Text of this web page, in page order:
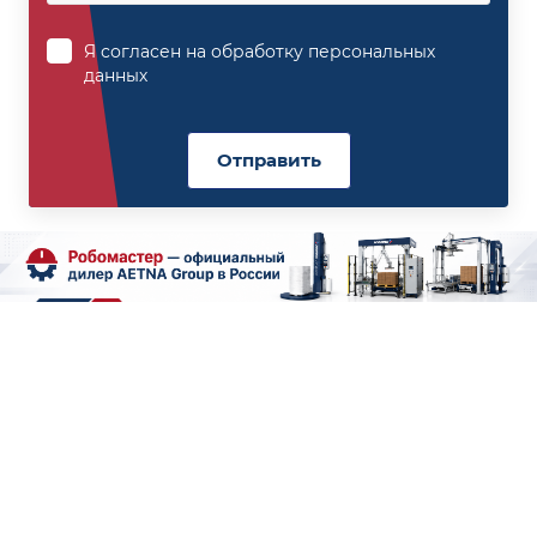
Я согласен на обработку персональных
данных
Отправить